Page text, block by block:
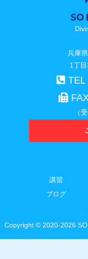
兵庫
1丁
TEL
（
講習
ブログ
Copyright © 2020-2026